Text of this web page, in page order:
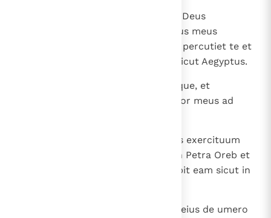
Propter hoc haec dicit Dominus, Deus
exercituum: " Noli timere, populus meus
habitator Sion, ab Assur; in virga percutiet te et
baculum suum levabit super te sicut Aegyptus.
Adhuc enim paululum modicumque, et
consummabitur indignatio et furor meus ad
Et suscitabit super eum Dominus exercituum
flagellum iuxta plagam Madian in Petra Oreb et
virgam suam super mare et levabit eam sicut in
Et erit in die illa: auferetur onus eius de umero